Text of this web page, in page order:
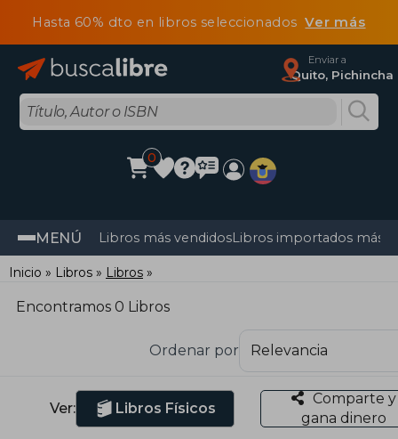
Hasta 60% dto en libros seleccionadosVer más
Enviar a
Quito, Pichincha
0
MENÚ Libros más vendidosLibros importados más
Inicio Libros Libros
Encontramos 0 Libros
Ordenar por
Ver: Libros Físicos
Comparte y
gana dinero